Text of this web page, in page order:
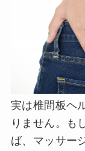
実は椎間板ヘ
りません。も
ば、マッサー